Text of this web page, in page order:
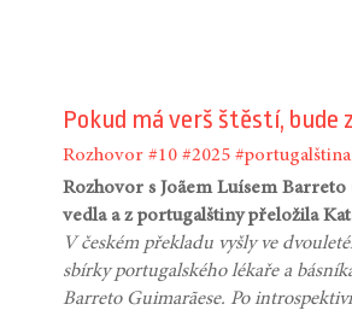
Pokud má verš štěstí, bude
Rozhovor #10 #2025 #portugalština
Rozhovor s Joãem Luísem Barreto
vedla a z portugalštiny přeložila
V českém překladu vyšly ve
sbírky portugalského lékaře a
Barreto Guimarãese. Po